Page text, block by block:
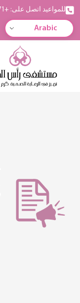
للمواعيد اتصل على: +971-7-207-4444
Arabic